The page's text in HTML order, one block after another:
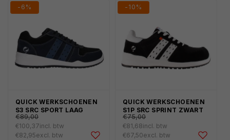
-6%
QUICK WERKSCHOENEN
S3 SRC SPORT LAAG
Normale
prijs
€107,69
€89,00
Aanbiedingsprijs
€100,37incl. btw
€82,95excl. btw
-10%
QUICK WERKSCHOENEN
S1P SRC SPRINT ZWART
Normale
prijs
€90,75
€75,00
Aanbiedingsprijs
€81,68incl. btw
€67,50excl. btw